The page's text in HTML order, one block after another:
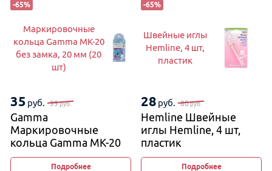
-65%
Маркировочные
кольца Gamma MK-20
без замка, 20 мм (20
шт)
35 руб. 99руб.
Gamma
Маркировочные
кольца Gamma MK-20
без замка, 20 мм (20
Подробнее
-65%
Швейные иглы
Hemline, 4 шт,
пластик
28 руб. 80руб.
Hemline Швейные
иглы Hemline, 4 шт,
пластик
Подробнее